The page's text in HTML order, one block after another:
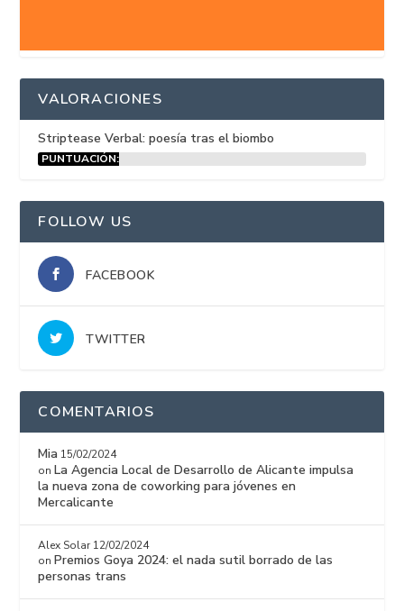
VALORACIONES
Striptease Verbal: poesía tras el biombo
PUNTUACIÓN:
FOLLOW US
FACEBOOK
TWITTER
COMENTARIOS
Mia 15/02/2024
onLa Agencia Local de Desarrollo de Alicante impulsa
la nueva zona de coworking para jóvenes en
Mercalicante
Alex Solar 12/02/2024
onPremios Goya 2024: el nada sutil borrado de las
personas trans